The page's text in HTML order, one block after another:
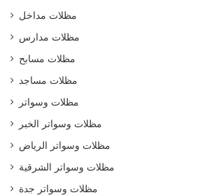
مظلات مداخل
مظلات مدارس
مظلات مسابح
مظلات مساجد
مظلات وسواتر
مظلات وسواتر الخبر
مظلات وسواتر الرياض
مظلات وسواتر الشرقية
مظلات وسواتر جدة